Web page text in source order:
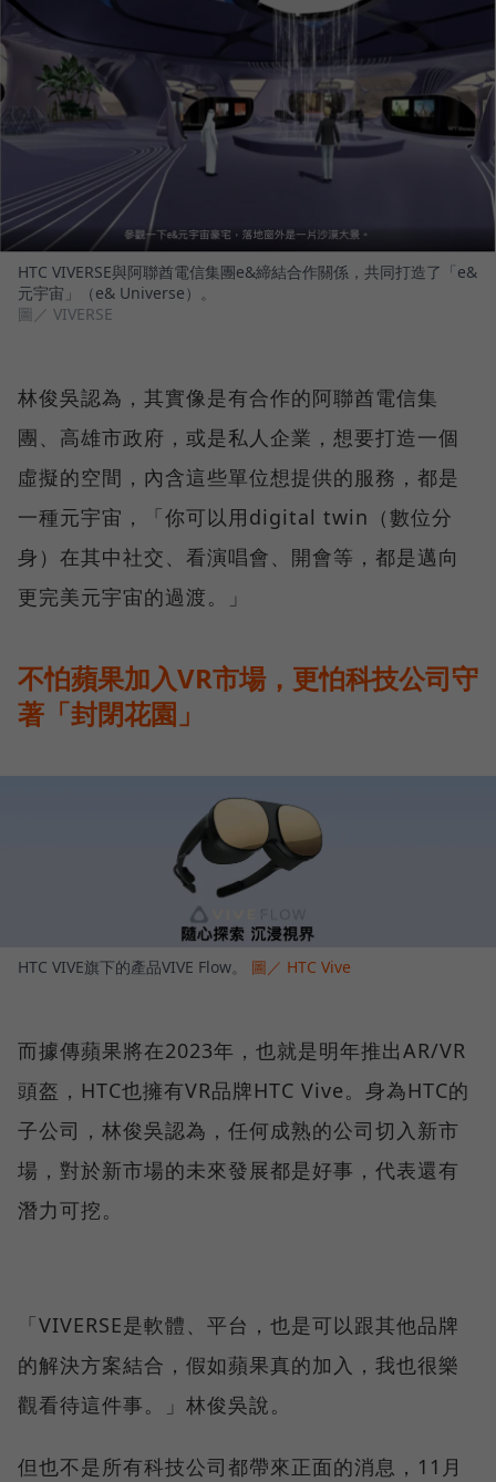
HTC VIVERSE與阿聯酋電信集團e&締結合作關係，共同打造了「e&
元宇宙」（e& Universe）。
圖／ VIVERSE
林俊吳認為，其實像是有合作的阿聯酋電信集
團、高雄市政府，或是私人企業，想要打造一個
虛擬的空間，內含這些單位想提供的服務，都是
一種元宇宙，「你可以用digital twin（數位分
身）在其中社交、看演唱會、開會等，都是邁向
更完美元宇宙的過渡。」
不怕蘋果加入VR市場，更怕科技公司守
著「封閉花園」
HTC VIVE旗下的產品VIVE Flow。 圖／ HTC Vive
而據傳蘋果將在2023年，也就是明年推出AR/VR
頭盔，HTC也擁有VR品牌HTC Vive。身為HTC的
子公司，林俊吳認為，任何成熟的公司切入新市
場，對於新市場的未來發展都是好事，代表還有
潛力可挖。
「VIVERSE是軟體、平台，也是可以跟其他品牌
的解決方案結合，假如蘋果真的加入，我也很樂
觀看待這件事。」林俊吳說。
但也不是所有科技公司都帶來正面的消息，11月